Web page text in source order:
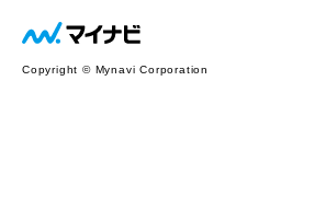
Copyright © Mynavi Corporation